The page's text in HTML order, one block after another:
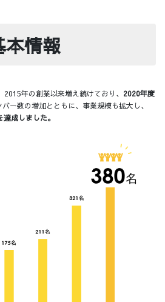
本情報
年の創業以来増え続けており、 2020年度
バー数の増加とともに、事業規模も拡大し、
達成しました。